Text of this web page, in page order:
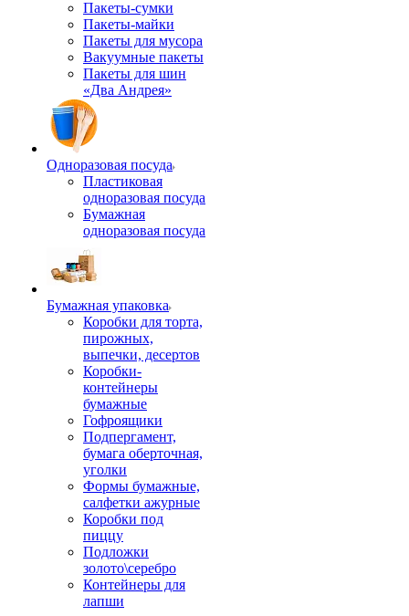
Пакеты-сумки
Пакеты-майки
Пакеты для мусора
Вакуумные пакеты
Пакеты для шин
«Два Андрея»
Одноразовая посуда
Пластиковая
одноразовая посуда
Бумажная
одноразовая посуда
Бумажная упаковка
Коробки для торта,
пирожных,
выпечки, десертов
Коробки-
контейнеры
бумажные
Гофроящики
Подпергамент,
бумага оберточная,
уголки
Формы бумажные,
салфетки ажурные
Коробки под
пиццу
Подложки
золото\серебро
Контейнеры для
лапши